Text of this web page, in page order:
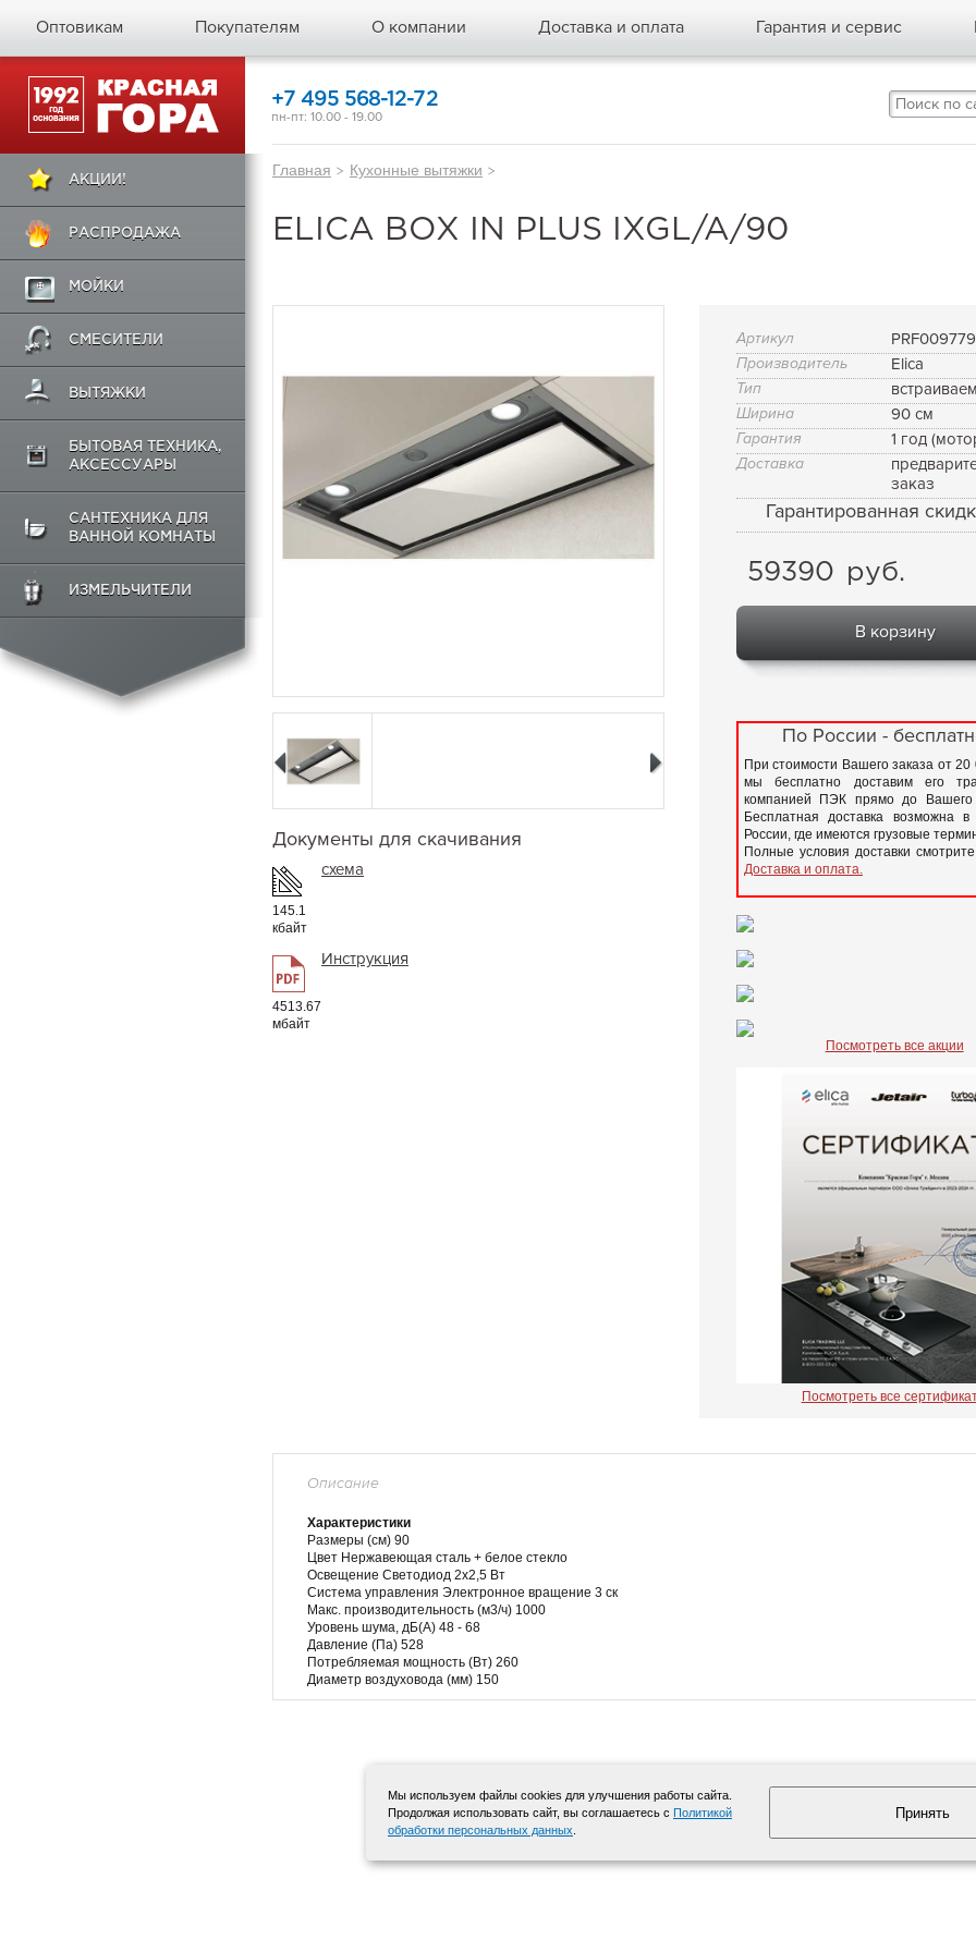
Оптовикам Покупателям О компании Доставка и оплата Гарантия и сервис
АКЦИИ!
РАСПРОДАЖА
МОЙКИ
СМЕСИТЕЛИ
ВЫТЯЖКИ
БЫТОВАЯ ТЕХНИКА,
АКСЕССУАРЫ
САНТЕХНИКА ДЛЯ
ВАННОЙ КОМНАТЫ
ИЗМЕЛЬЧИТЕЛИ
+7 495 568-12-72
пн-пт: 10.00 - 19.00
Главная > Кухонные вытяжки >
ELICA BOX IN PLUS IXGL/A/90
Документы для скачивания
145.1
кбайт
схема
4513.67
мбайт
Инструкция
Артикул
Производитель Elica
Тип
Ширина 90 см
Гарантия 1 год
Доставка
заказ
Гарантированная
59390 руб.
В корзину
По России -
При стоимости Вашего заказа от 20
мы бесплатно доставим его
компанией ПЭК прямо до Вашего
Бесплатная доставка возможна
России, где имеются грузовые
Полные условия доставки
Доставка и оплата.
Посмотреть все акции
Посмотреть все
Описание
Характеристики
Размеры (см) 90
Цвет Нержавеющая сталь + белое стекло
Освещение Светодиод 2x2,5 Вт
Система управления Электронное вращение 3 ск
Макс. производительность (м3/ч) 1000
Уровень шума, дБ(А) 48 - 68
Давление (Па) 528
Потребляемая мощность (Вт) 260
Диаметр воздуховода (мм) 150
Мы используем файлы cookies для улучшения работы сайта.
Продолжая использовать сайт, вы соглашаетесь с Политикой
обработки персональных данных
Принять